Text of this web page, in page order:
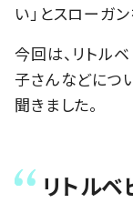
い」とスローガ
今回は、リトル
子さんなどに
聞きました。
リトルベ